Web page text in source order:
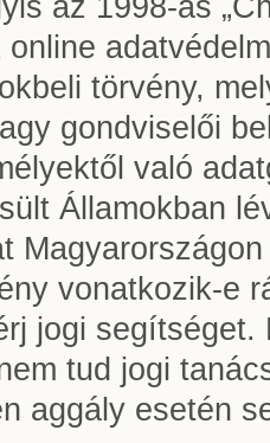
online
törvény,
gondviselői
való
Államokban
vonatkozik-e
jogi
tud jogi
aggály esetén